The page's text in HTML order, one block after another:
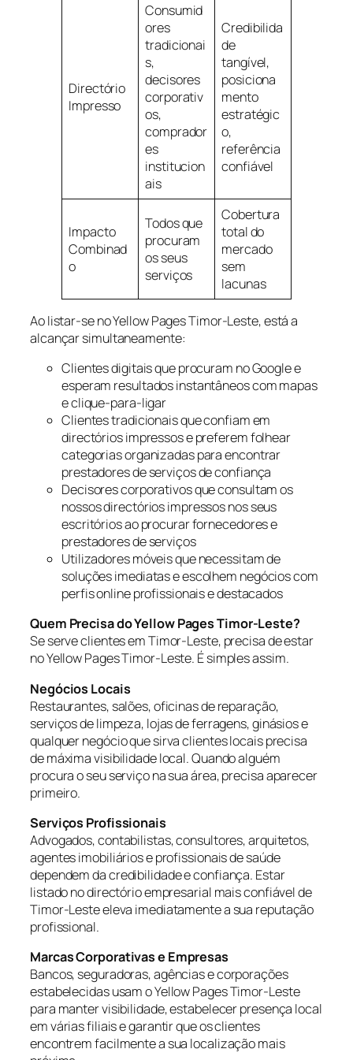
Directório
Impresso
Consumid
ores
tradicionai
s,
decisores
corporativ
os,
comprador
es
institucion
ais
Credibilida
de
tangível,
posiciona
mento
estratégic
o,
referência
confiável
Impacto
Combinad
o
Todos que
procuram
os seus
serviços
Cobertura
total do
mercado
sem
lacunas
Ao listar-se no Yellow Pages Timor-Leste, está a
alcançar simultaneamente:
Clientes digitais que procuram no Google e
esperam resultados instantâneos com mapas
e clique-para-ligar
Clientes tradicionais que confiam em
directórios impressos e preferem folhear
categorias organizadas para encontrar
prestadores de serviços de confiança
Decisores corporativos que consultam os
nossos directórios impressos nos seus
escritórios ao procurar fornecedores e
prestadores de serviços
Utilizadores móveis que necessitam de
soluções imediatas e escolhem negócios com
perfis online profissionais e destacados
Quem Precisa do Yellow Pages Timor-Leste?
Se serve clientes em Timor-Leste, precisa de estar
no Yellow Pages Timor-Leste. É simples assim.
Negócios Locais
Restaurantes, salões, oficinas de reparação,
serviços de limpeza, lojas de ferragens, ginásios e
qualquer negócio que sirva clientes locais precisa
de máxima visibilidade local. Quando alguém
procura o seu serviço na sua área, precisa aparecer
primeiro.
Serviços Profissionais
Advogados, contabilistas, consultores, arquitetos,
agentes imobiliários e profissionais de saúde
dependem da credibilidade e confiança. Estar
listado no directório empresarial mais confiável de
Timor-Leste eleva imediatamente a sua reputação
profissional.
Marcas Corporativas e Empresas
Bancos, seguradoras, agências e corporações
estabelecidas usam o Yellow Pages Timor-Leste
para manter visibilidade, estabelecer presença local
em várias filiais e garantir que os clientes
encontrem facilmente a sua localização mais